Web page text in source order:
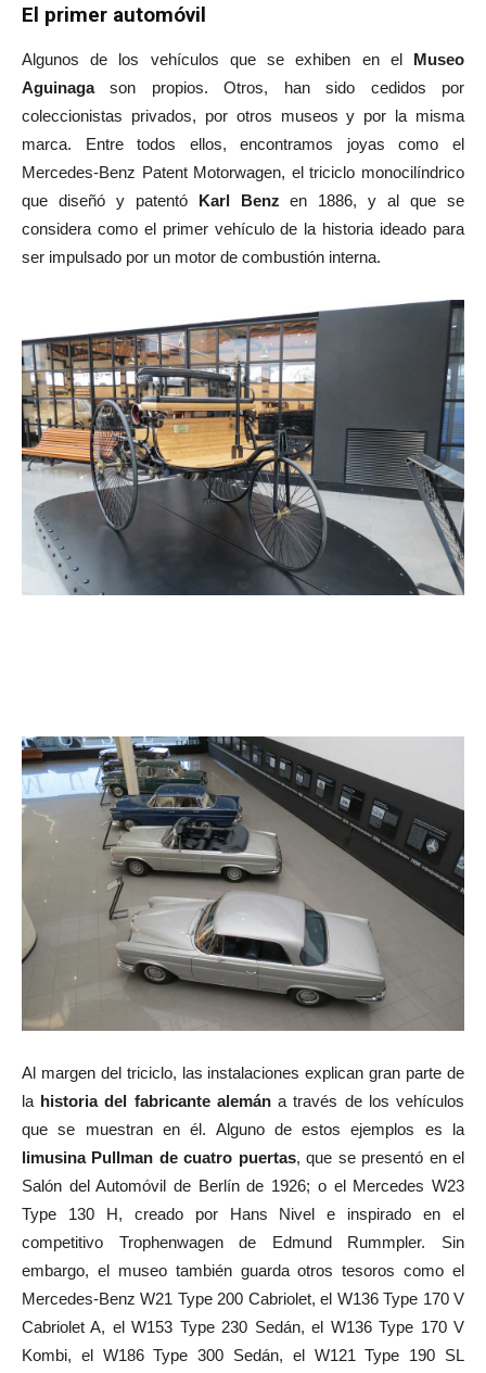
El primer automóvil
Algunos de los vehículos que se exhiben en el Museo
Aguinagason propios. Otros, han sido cedidos por
coleccionistas privados, por otros museos y por la misma
marca. Entre todos ellos, encontramos joyas como el
Mercedes-Benz Patent Motorwagen, el triciclo monocilíndrico
que diseñó y patentó Karl Benz en 1886, y al que se
considera como el primer vehículo de la historia ideado para
ser impulsado por un motor de combustión interna.
Al margen del triciclo, las instalaciones explican gran parte de
la historia del fabricante alemána través de los vehículos
que se muestran en él. Alguno de estos ejemplos es la
limusina Pullman de cuatro puertas, que se presentó en el
Salón del Automóvil de Berlín de 1926; o el Mercedes W23
Type 130 H, creado por Hans Nivel e inspirado en el
competitivo Trophenwagen de Edmund Rummpler. Sin
embargo, el museo también guarda otros tesoros como el
Mercedes-Benz W21 Type 200 Cabriolet, el W136 Type 170 V
Cabriolet A, el W153 Type 230 Sedán, el W136 Type 170 V
Kombi, el W186 Type 300 Sedán, el W121 Type 190 SL